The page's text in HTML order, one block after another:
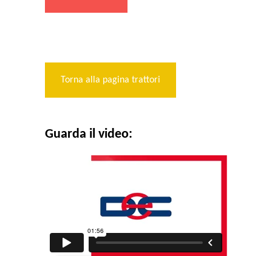
Torna alla pagina trattori
Guarda il video: